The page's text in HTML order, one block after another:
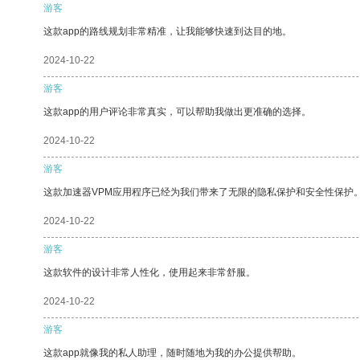
游客
这款app的路线规划非常精准，让我能够快速到达目的地。
2024-10-22
游客
这款app的用户评论非常真实，可以帮助我做出更准确的选择。
2024-10-22
游客
这款加速器VPM应用程序已经为我们带来了无限的隐私保护和安全性保护
2024-10-22
游客
这款软件的设计非常人性化，使用起来非常舒服。
2024-10-22
游客
这款app就像我的私人助理，随时随地为我的办公提供帮助。